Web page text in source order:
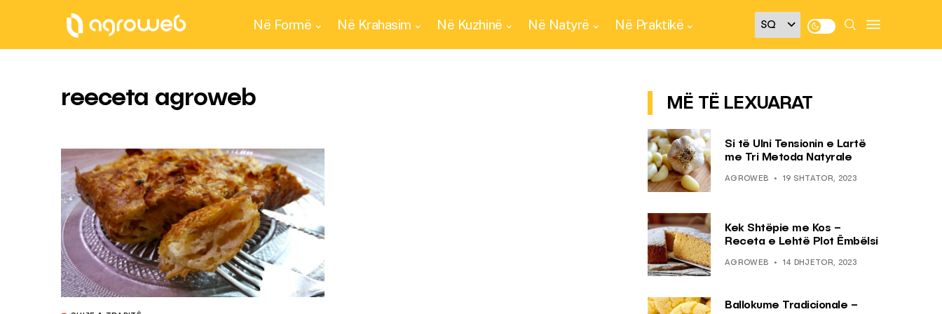
Në Formë Në Krahasim Në Kuzhinë Në Natyrë Në Praktikë
reeceta agroweb MË TË LEXUARAT
Si të Ulni Tensionin e Lartë
me Tri Metoda Natyrale
AGROWEB 19 SHTATOR, 2023
Kek Shtëpie me Kos –
Receta e Lehtë Plot Ëmbëlsi
AGROWEB 14 DHJETOR, 2023
Ballokume Tradicionale –